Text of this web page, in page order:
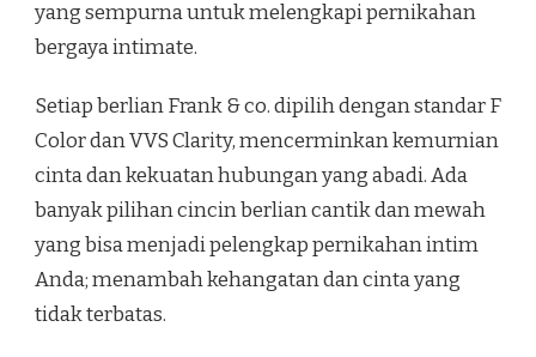
yang sempurna untuk melengkapi pernikahan
bergaya intimate.
Setiap berlian Frank & co. dipilih dengan standar F
Color dan VVS Clarity, mencerminkan kemurnian
cinta dan kekuatan hubungan yang abadi. Ada
banyak pilihan cincin berlian cantik dan mewah
yang bisa menjadi pelengkap pernikahan intim
Anda; menambah kehangatan dan cinta yang
tidak terbatas.